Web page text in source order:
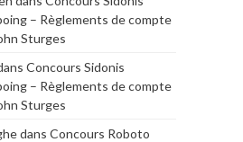
– Règlements de compte
Sturges
Concours Sidonis
– Règlements de compte
Sturges
dans Concours Roboto